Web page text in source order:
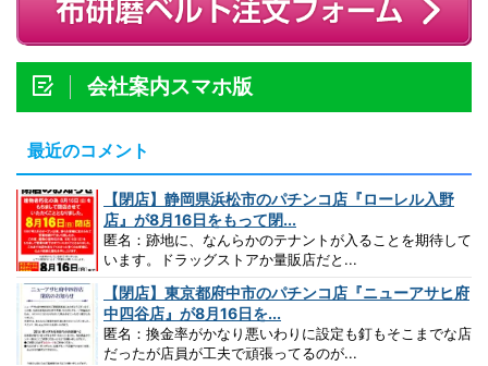
会社案内スマホ版
最近のコメント
【閉店】静岡県浜松市のパチンコ店『ローレル入野
店』が8月16日をもって閉...
匿名：跡地に、なんらかのテナントが入ることを期待して
います。ドラッグストアか量販店だと...
【閉店】東京都府中市のパチンコ店『ニューアサヒ府
中四谷店』が8月16日を...
匿名：換金率がかなり悪いわりに設定も釘もそこまでな店
だったが店員が工夫で頑張ってるのが...